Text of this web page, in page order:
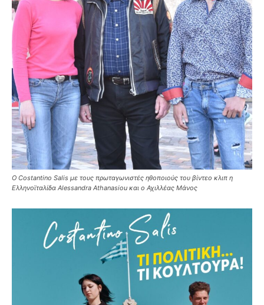
O Costantino Salis με τους πρωταγωνιστές ηθοποιούς του βίντεο κλιπ η
Ελληνοϊταλίδα Alessandra Athanasiou και ο Αχιλλέας Μάνος